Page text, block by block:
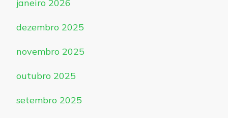
janeiro 2026
dezembro 2025
novembro 2025
outubro 2025
setembro 2025